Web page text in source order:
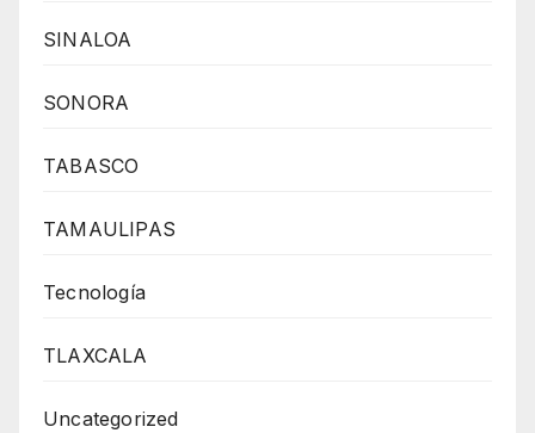
SINALOA
SONORA
TABASCO
TAMAULIPAS
Tecnología
TLAXCALA
Uncategorized